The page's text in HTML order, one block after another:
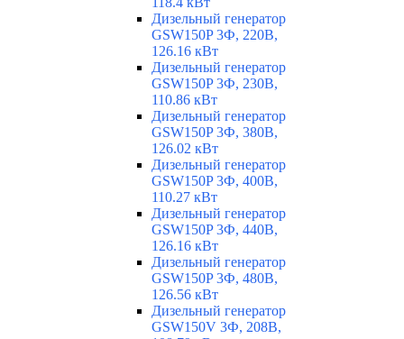
Дизельный генератор
GSW150P 3Ф, 220В,
126.16 кВт
Дизельный генератор
GSW150P 3Ф, 230В,
110.86 кВт
Дизельный генератор
GSW150P 3Ф, 380В,
126.02 кВт
Дизельный генератор
GSW150P 3Ф, 400В,
110.27 кВт
Дизельный генератор
GSW150P 3Ф, 440В,
126.16 кВт
Дизельный генератор
GSW150P 3Ф, 480В,
126.56 кВт
Дизельный генератор
GSW150V 3Ф, 208В,